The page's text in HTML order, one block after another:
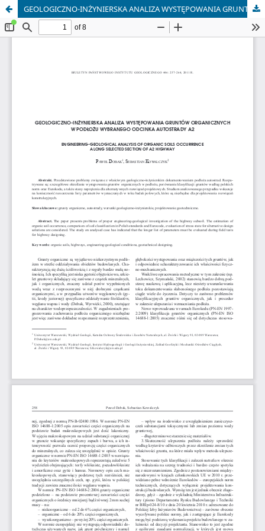
GEOLOGICZNO-INŻYNIERSKA ANALIZA WYSTĘPOWANIA GRUNTÓW ORGANICZNYCH W PODŁOŻU WYBRANEGO ODCINKA AUTOSTRADY A2